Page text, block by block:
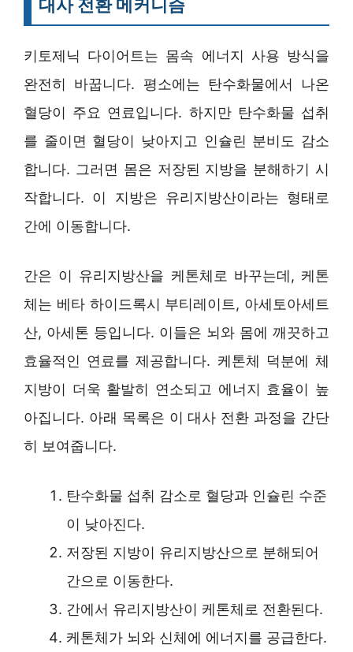
대사 전환 메커니즘
키토제닉 다이어트는 몸속 에너지 사용 방식을
완전히 바꿉니다. 평소에는 탄수화물에서 나온
혈당이 주요 연료입니다. 하지만 탄수화물 섭취
를 줄이면 혈당이 낮아지고 인슐린 분비도 감소
합니다. 그러면 몸은 저장된 지방을 분해하기 시
작합니다. 이 지방은 유리지방산이라는 형태로
간에 이동합니다.
간은 이 유리지방산을 케톤체로 바꾸는데, 케톤
체는 베타 하이드록시 부티레이트, 아세토아세트
산, 아세톤 등입니다. 이들은 뇌와 몸에 깨끗하고
효율적인 연료를 제공합니다. 케톤체 덕분에 체
지방이 더욱 활발히 연소되고 에너지 효율이 높
아집니다. 아래 목록은 이 대사 전환 과정을 간단
히 보여줍니다.
탄수화물 섭취 감소로 혈당과 인슐린 수준
이 낮아진다.
저장된 지방이 유리지방산으로 분해되어
간으로 이동한다.
간에서 유리지방산이 케톤체로 전환된다.
케톤체가 뇌와 신체에 에너지를 공급한다.